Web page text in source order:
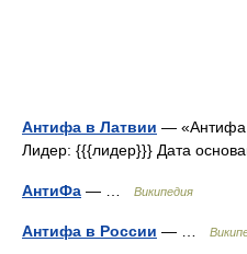
Антифа в Латвии — «Антифа
Лидер: {{{лидер}}} Дата
АнтиФа — … Википедия
Антифа в России — …